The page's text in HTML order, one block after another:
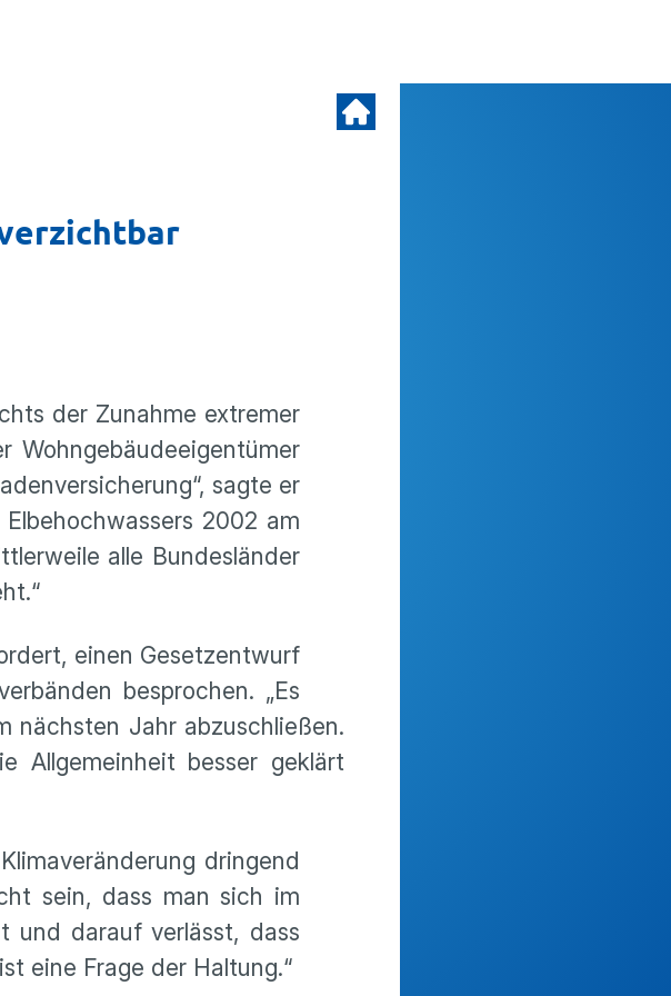
der Zunahme extremer
Wohngebäudeeigentümer
sagte er
2002 am
alle Bundesländer
einen Gesetzentwurf
besprochen. „Es
nächsten Jahr abzuschließen.
Allgemeinheit besser geklärt
dringend
sein, dass man sich im
und darauf verlässt, dass
eine Frage der Haltung.“